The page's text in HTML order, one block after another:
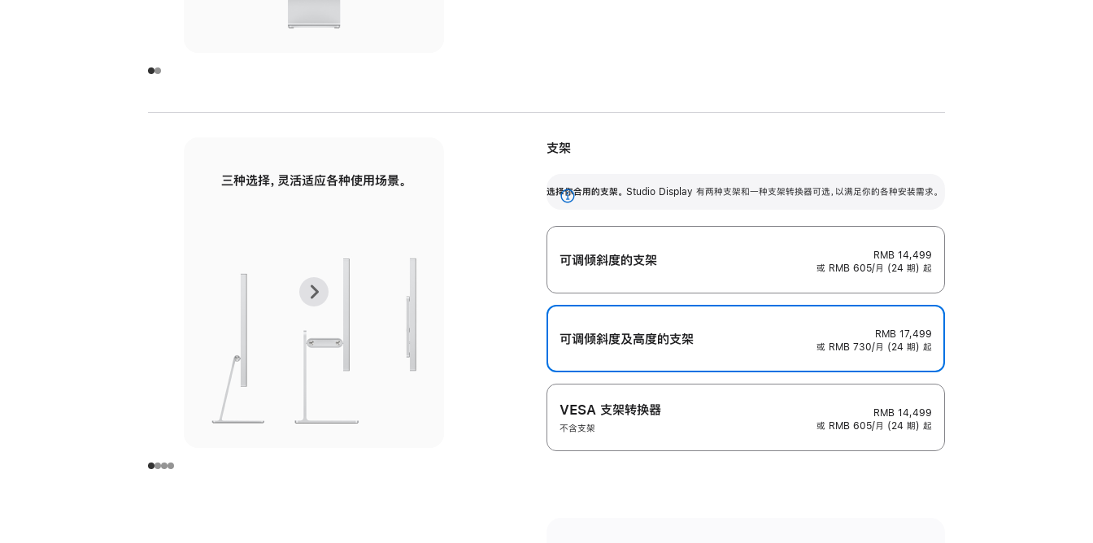
面
面
三种选择，灵活适应各种使用场景。
调节范围。
毫米的高度调节范围。
上
张
下
张
支架
选择你合用的支架。 Studio Display 有两种支架和一种支架转换器可选，以满足你的各种安装需求。
展
开
可调倾斜度的支架
RMB 14,499
或 RMB 605/月 (24 期) 起
可调倾斜度及高‍度的支‍架
RMB 17,499
或 RMB 730/月 (24 期) 起
VESA 支架转换器
不含支架
RMB 14,499
或 RMB 605/月 (24 期) 起